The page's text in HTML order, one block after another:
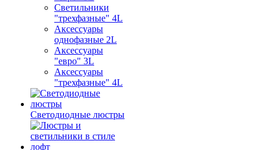
Светильники
"трехфазные" 4L
Аксессуары
однофазные 2L
Аксессуары
"евро" 3L
Аксессуары
"трехфазные" 4L
Светодиодные люстры